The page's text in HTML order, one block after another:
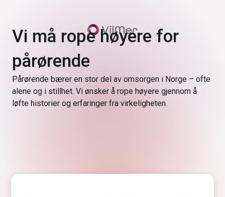
Vi må rope høyere for
pårørende
Pårørende bærer en stor del av omsorgen i Norge – ofte
alene og i stillhet. Vi ønsker å rope høyere gjennom å
løfte historier og erfaringer fra virkeligheten.